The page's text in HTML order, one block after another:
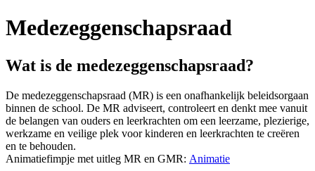
Medezeggenschapsraad
Wat is de medezeggenschapsraad?
De medezeggenschapsraad (MR) is een onafhankelijk beleidsorgaan
binnen de school. De MR adviseert, controleert en denkt mee vanuit
de belangen van ouders en leerkrachten om een leerzame, plezierige,
werkzame en veilige plek voor kinderen en leerkrachten te creëren
en te behouden.
Animatiefimpje met uitleg MR en GMR: Animatie